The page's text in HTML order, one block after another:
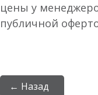
цены у
публичной
← Назад